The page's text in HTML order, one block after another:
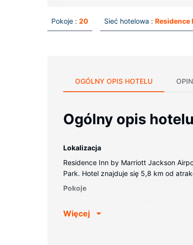
Pokoje : 20 Sieć hotelowa : Residence
OGÓLNY OPIS HOTELU
Ogólny opis hotelu
Lokalizacja
Residence Inn by Marriott Jackson
Park. Hotel znajduje się 5,8 km od
Pokoje
łazienki: wanny lub prysznice.
Więcej